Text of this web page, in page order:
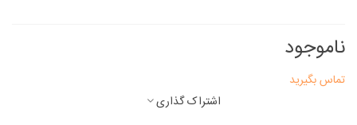
ناموجود
تماس بگیرید
اشتراک گذاری